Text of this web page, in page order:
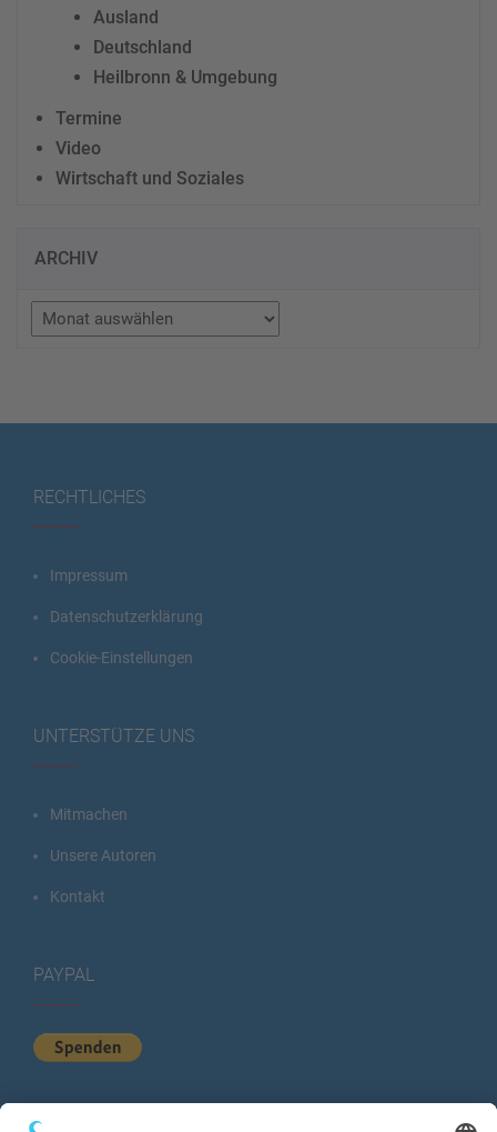
Ausland
Deutschland
Heilbronn & Umgebung
Termine
Video
Wirtschaft und Soziales
ARCHIV
Archiv
RECHTLICHES
Impressum
Datenschutzerklärung
Cookie-Einstellungen
UNTERSTÜTZE UNS
Mitmachen
Unsere Autoren
Kontakt
PAYPAL
KURZSTATISTIK